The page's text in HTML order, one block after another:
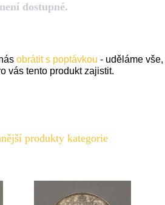
dostupné.
obrátit s poptávkou - uděláme vše,
vás tento produkt zajistit.
produkty kategorie